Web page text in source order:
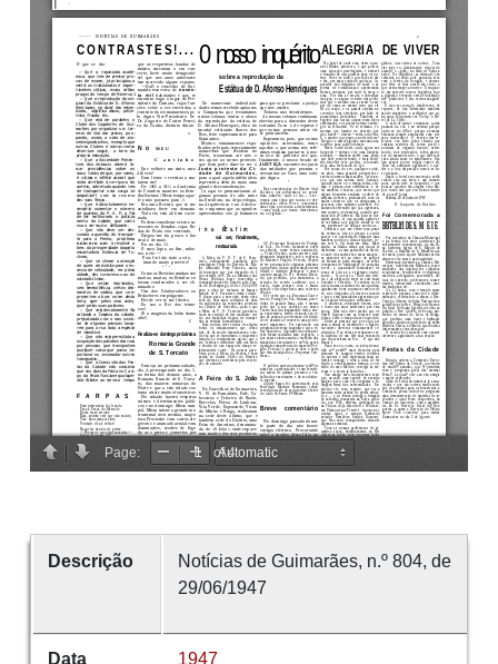
Descrição
Notícias de Guimarães, n.º 804, de
29/06/1947
Data 1947